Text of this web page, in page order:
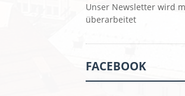
Unser Newsletter wird
überarbeitet
FACEBOOK